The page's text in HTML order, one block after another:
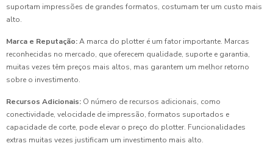
suportam impressões de grandes formatos, costumam ter um custo mais
alto.
Marca e Reputação:A marca do plotter é um fator importante. Marcas
reconhecidas no mercado, que oferecem qualidade, suporte e garantia,
muitas vezes têm preços mais altos, mas garantem um melhor retorno
sobre o investimento.
Recursos Adicionais: O número de recursos adicionais, como
conectividade, velocidade de impressão, formatos suportados e
capacidade de corte, pode elevar o preço do plotter. Funcionalidades
extras muitas vezes justificam um investimento mais alto.